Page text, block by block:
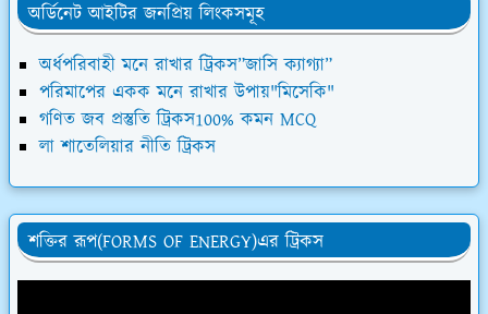
অর্ডিনেট আইটির জনপ্রিয় লিংকসমূহ
অর্ধপরিবাহী মনে রাখার ট্রিকস”জাসি ক্যাগ্যা”
পরিমাপের একক মনে রাখার উপায়"মিসেকি"
গণিত জব প্রস্তুতি ট্রিকস100% কমন MCQ
লা শাতেলিয়ার নীতি ট্রিকস
শক্তির রূপ(FORMS OF ENERGY)এর ট্রিকস